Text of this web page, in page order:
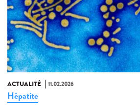
ACTUALITÉ 11.02.2026
Hépatite